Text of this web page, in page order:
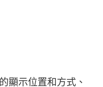
顯示位置和方式、